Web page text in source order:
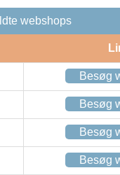
webshops
Besøg
Besøg
Besøg
Besøg